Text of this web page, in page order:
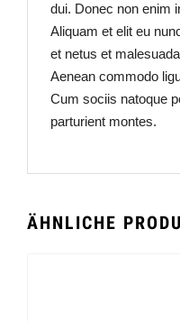
dui. Donec non enim
Aliquam et elit eu
et netus et
Aenean commodo
Cum sociis natoque
parturient montes.
ÄHNLICHE